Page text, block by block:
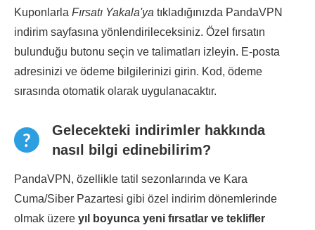
Kuponlarla Fırsatı Yakala'ya tıkladığınızda PandaVPN
indirim sayfasına yönlendirileceksiniz. Özel fırsatın
bulunduğu butonu seçin ve talimatları izleyin. E-posta
adresinizi ve ödeme bilgilerinizi girin. Kod, ödeme
sırasında otomatik olarak uygulanacaktır.
Gelecekteki indirimler hakkında
nasıl bilgi edinebilirim?
PandaVPN, özellikle tatil sezonlarında ve Kara
Cuma/Siber Pazartesi gibi özel indirim dönemlerinde
olmak üzere yıl boyunca yeni fırsatlar ve teklifler